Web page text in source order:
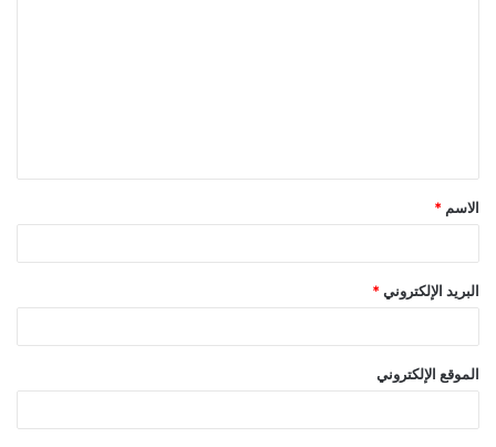
ق
*
الاسم *
البريد الإلكتروني *
الموقع الإلكتروني